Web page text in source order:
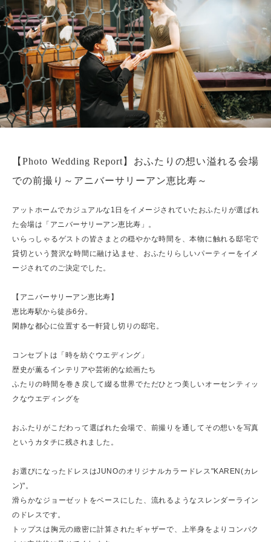
【Photo Wedding Report】おふたりの想い溢れる会場
での前撮り～アニバーサリーアン恵比寿～
アットホームでカジュアルな1日をイメージされていたおふたりが選ばれ
た会場は「アニバーサリーアン恵比寿」。
いらっしゃるゲストの皆さまとの穏やかな時間を、本物に触れる邸宅で
貸切という贅沢な時間に融け込ませ、おふたりらしいパーティーをイメ
ージされてのご決定でした。
【アニバーサリーアン恵比寿】
恵比寿駅から徒歩6分。
閑静な都心に位置する一軒貸し切りの邸宅。
コンセプトは「時を紡ぐウエディング」
歴史が薫るインテリアや芸術的な絵画たち
ふたりの時間を巻き戻して綴る世界でただひとつ美しいオーセンティッ
クなウエディングを
おふたりがこだわって選ばれた会場で、前撮りを通してその想いを写真
というカタチに残されました。
お選びになったドレスはJUNOのオリジナルカラードレス"KAREN(カレ
ン)"。
滑らかなジョーゼットをベースにした、流れるようなスレンダーライン
のドレスです。
トップスは胸元の緻密に計算されたギャザーで、上半身をよりコンパク